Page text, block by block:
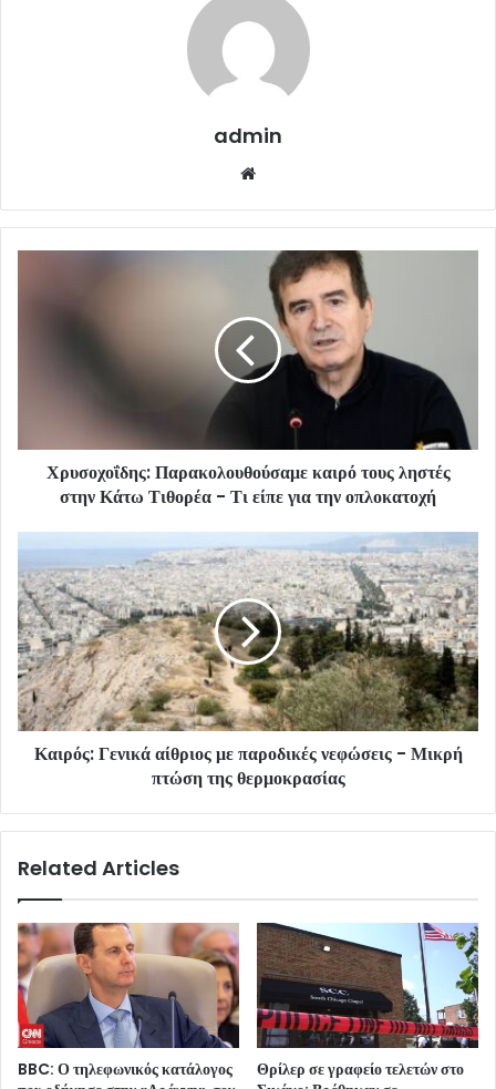
admin
Χρυσοχοΐδης: Παρακολουθούσαμε καιρό τους ληστές
στην Κάτω Τιθορέα - Τι είπε για την οπλοκατοχή
Καιρός: Γενικά αίθριος με παροδικές νεφώσεις - Μικρή
πτώση της θερμοκρασίας
Related Articles
BBC: Ο τηλεφωνικός κατάλογος
Θρίλερ σε γραφείο τελετών στο